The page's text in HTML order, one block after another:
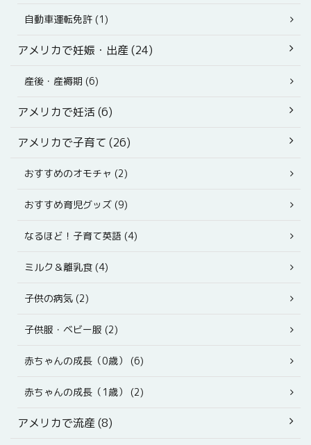
自動車運転免許 (1)
アメリカで妊娠・出産 (24)
産後・産褥期 (6)
アメリカで妊活 (6)
アメリカで子育て (26)
おすすめのオモチャ (2)
おすすめ育児グッズ (9)
なるほど！子育て英語 (4)
ミルク＆離乳食 (4)
子供の病気 (2)
子供服・ベビー服 (2)
赤ちゃんの成長（0歳） (6)
赤ちゃんの成長（1歳） (2)
アメリカで流産 (8)